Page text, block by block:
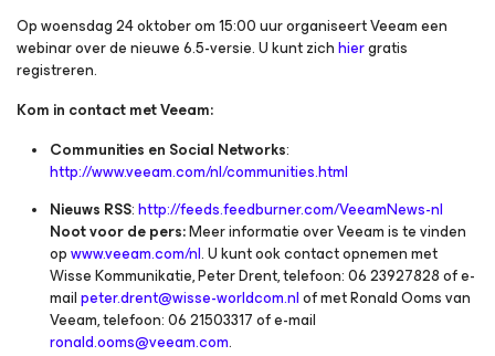
Op woensdag 24 oktober om 15:00 uur organiseert Veeam een
webinar over de nieuwe 6.5-versie. U kunt zichhiergratis
registreren.
Kom in contact met Veeam:
Communities en Social Networks:
http://www.veeam.com/nl/communities.html
Nieuws RSS:http://feeds.feedburner.com/VeeamNews-nl
Noot voor de pers:Meer informatie over Veeam is te vinden
opwww.veeam.com/nl. U kunt ook contact opnemen met
Wisse Kommunikatie, Peter Drent, telefoon: 06 23927828 of e-
mailpeter.drent@wisse-worldcom.nlof met Ronald Ooms van
Veeam, telefoon: 06 21503317 of e-mail
ronald.ooms@veeam.com.